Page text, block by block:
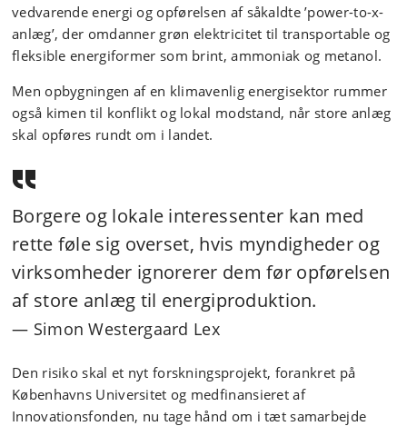
vedvarende energi og opførelsen af såkaldte ’power-to-x-
anlæg’, der omdanner grøn elektricitet til transportable og
fleksible energiformer som brint, ammoniak og metanol.
Men opbygningen af en klimavenlig energisektor rummer
også kimen til konflikt og lokal modstand, når store anlæg
skal opføres rundt om i landet.
Borgere og lokale interessenter kan med
rette føle sig overset, hvis myndigheder og
virksomheder ignorerer dem før opførelsen
af store anlæg til energiproduktion.
Simon Westergaard Lex
Den risiko skal et nyt forskningsprojekt, forankret på
Københavns Universitet og medfinansieret af
Innovationsfonden, nu tage hånd om i tæt samarbejde